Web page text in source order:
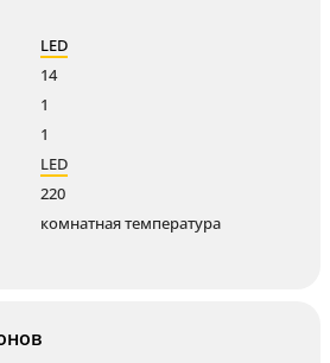
LED
14
1
1
LED
220
комнатная температура